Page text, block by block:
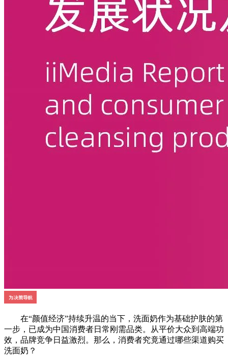
在“颜值经济”持续升温的当下，洗面奶作为基础护肤的第
一步，已成为中国消费者日常刚需品类。从平价大众到高端功
效，品牌竞争日益激烈。那么，消费者究竟通过哪些渠道购买
洗面奶？